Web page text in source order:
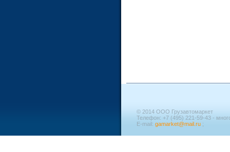
© 2014 ООО Грузавтомаркет
Телефон: +7 (495) 221-59-43 -
E-mail: gamarket@mail.ru ;